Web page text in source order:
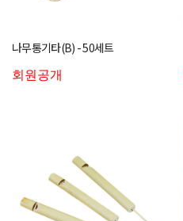
나무통기타(B) - 50세트
회원공개